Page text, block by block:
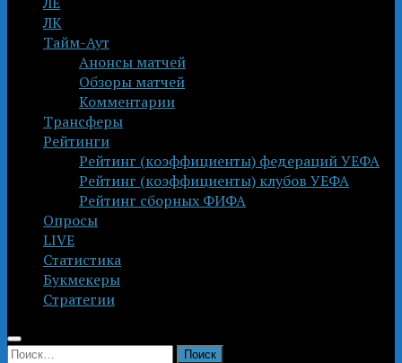
ЛК
Тайм-Аут
Анонсы матчей
Обзоры матчей
Комментарии
Трансферы
Рейтинги
Рейтинг (коэффициенты) федераций УЕФА
Рейтинг (коэффициенты) клубов УЕФА
Рейтинг сборных ФИФА
Опросы
LIVE
Статистика
Букмекеры
Стратегии
Найти: